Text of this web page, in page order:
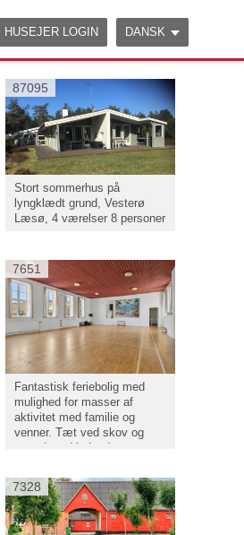
HUSEJER LOGIN DANSK
87095
Stort sommerhus på
lyngklædt grund, Vesterø
Læsø, 4 værelser 8 personer
7651
Fantastisk feriebolig med
mulighed for masser af
aktivitet med familie og
venner. Tæt ved skov og
strand med indendørs spa og
7328